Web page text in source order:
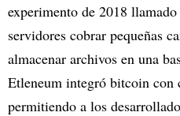
experimento de 2018
servidores cobrar pequeñas
almacenar archivos en una
Etleneum integró bitcoin con
permitiendo a los